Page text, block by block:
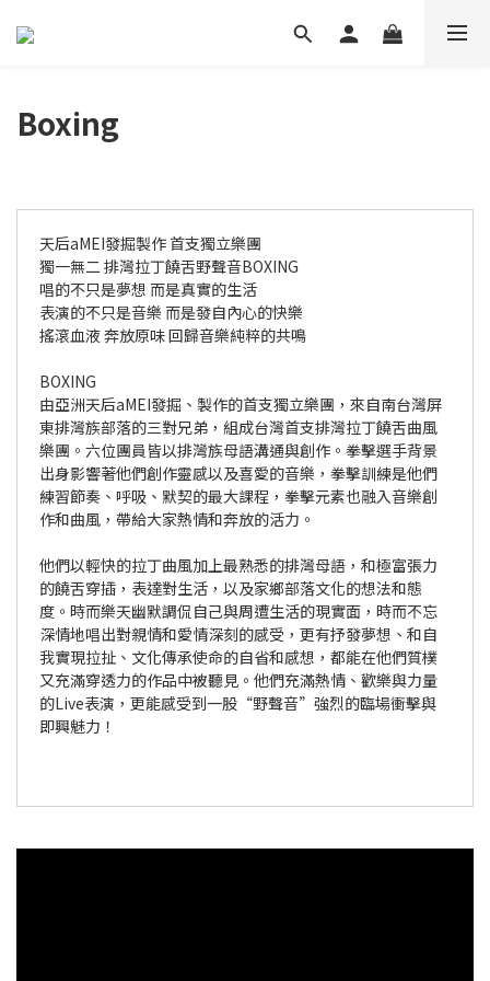
Boxing
天后aMEI發掘製作 首支獨立樂團
獨一無二 排灣拉丁饒舌野聲音BOXING
唱的不只是夢想 而是真實的生活
表演的不只是音樂 而是發自內心的快樂
搖滾血液 奔放原味 回歸音樂純粹的共鳴
BOXING
由亞洲天后aMEI發掘、製作的首支獨立樂團，來自南台灣屏
東排灣族部落的三對兄弟，組成台灣首支排灣拉丁饒舌曲風
樂團。六位團員皆以排灣族母語溝通與創作。拳擊選手背景
出身影響著他們創作靈感以及喜愛的音樂，拳擊訓練是他們
練習節奏、呼吸、默契的最大課程，拳擊元素也融入音樂創
作和曲風，帶給大家熱情和奔放的活力。
他們以輕快的拉丁曲風加上最熟悉的排灣母語，和極富張力
的饒舌穿插，表達對生活，以及家鄉部落文化的想法和態
度。時而樂天幽默調侃自己與周遭生活的現實面，時而不忘
深情地唱出對親情和愛情深刻的感受，更有抒發夢想、和自
我實現拉扯、文化傳承使命的自省和感想，都能在他們質樸
又充滿穿透力的作品中被聽見。他們充滿熱情、歡樂與力量
的Live表演，更能感受到一股“野聲音”強烈的臨場衝擊與
即興魅力！